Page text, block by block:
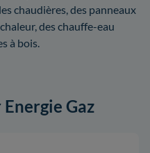
chaudières, des panneaux
des chauffe-eau
à bois.
Gaz